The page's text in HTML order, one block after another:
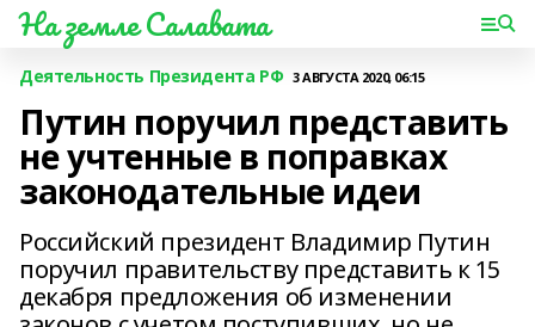
На земле Салавата
Деятельность Президента РФ 3 АВГУСТА 2020, 06:15
Путин поручил представить
не учтенные в поправках
законодательные идеи
Российский президент Владимир Путин
поручил правительству представить к 15
декабря предложения об изменении